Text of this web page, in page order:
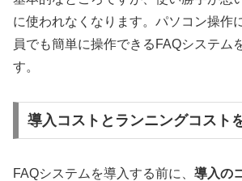
に使われなくなります。パソコン操作
員でも簡単に操作できるFAQシステム
す。
導入コストとランニングコスト
FAQシステムを導入する前に、 導入の